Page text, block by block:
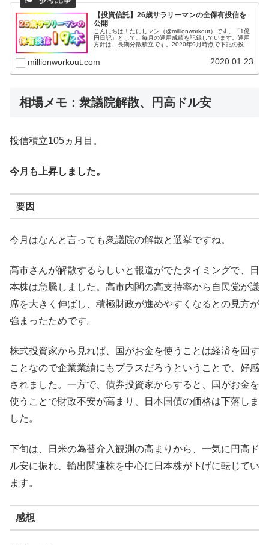
【投資信託】26歳サラリーマンの全保有投信を
公開
こんにちは！たにしマン（@millionworkout）です。「1億
円日記」として、毎月の運用成績を記録しています。運用
方針は、長期分散積立です。2020年9月時点で下記の投資
millionworkout.com 2020.01.23
相場メモ：衆議院解散、円高ドル安
投信積立105ヵ月目。
今月も上昇しました。
要因
今月はなんと言っても衆議院の解散と選挙ですね。
高市さんが解散するらしいと報道がでたタイミングで、日
本株は急騰しました。高市内閣の高支持率から自民党が議
席を大きく伸ばし、積極財政が進めやすくなるとの見方が
強まったためです。
株式投資家から見れば、国がお金を使うことは経済を回す
ことなので企業業績にもプラスだろうということで、好感
されました。一方で、債券投資家からすると、国がお金を
使うことで財政不安が高まり、日本国債の価格は下落しま
した。
下旬は、日米の為替介入観測の高まりから、一気に円高ド
ル安に振れ、輸出関連株を中心に日本株が下げに転じてい
ます。
感想